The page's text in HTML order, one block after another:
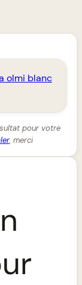
olmi blanc
pour votre
, merci